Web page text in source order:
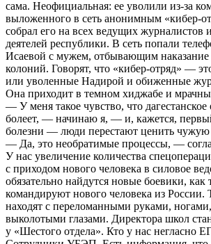
сама. Неофициальная: ее уволили из-за
выложенного в сеть анонимным «кибер-
собрал его на всех ведущих журналистов
деятелей республики. В сеть попали
Исаевой с мужем, отбывающим наказание
колоний. Говорят, что «кибер-отряд» —
или уволенные Надирой и обиженные
Она приходит в темном хиджабе и
— У меня такое чувство, что
болеет, — начинаю я, — и, кажется,
болезни — люди перестают ценить
— Да, это необратимые процессы, —
У нас увеличение количества
с приходом нового человека в силовое
обязательно найдутся новые боевики, как
командируют нового человека из
находят с переломанными руками,
выколотыми глазами. Директора школ
у «Шестого отдела». Кто у нас негласно